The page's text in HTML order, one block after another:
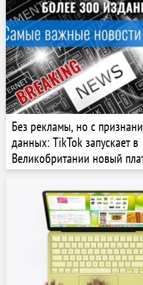
Без рекламы, но с
данных: TikTok запускает в
Великобритании новый
тариф